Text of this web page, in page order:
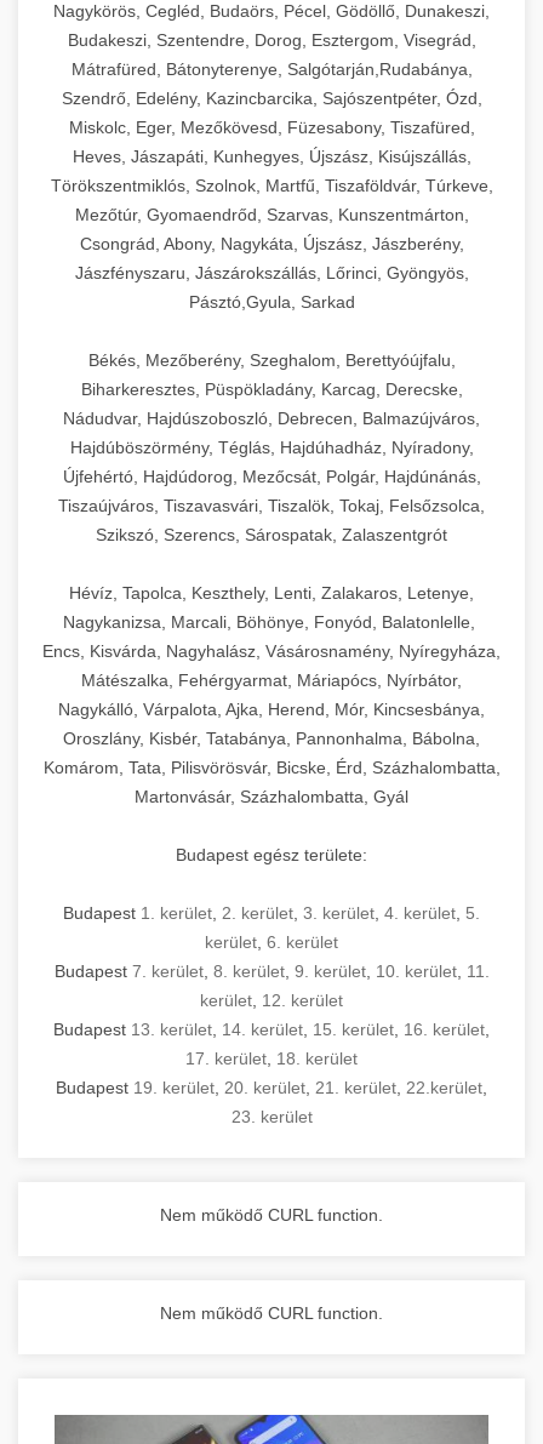
chef-iparikonyhagepek.hu
élelmiszer-előkészítéshez. Különböző reszelési
méretek különböző alkalmazásokhoz.
chef-iparikonyhagepek.hu
kereskedelmi sajtreszelő
🍳 28. Nagykonyhai
Berendezések
+
Teljes körű nagykonyhai berendezések és
professzionális vendéglátóipari kellékek.
Minden, ami szükséges éttermi és catering
műveletekhez.
chef-iparikonyhagepek.hu
kereskedelmi konyhai megoldások
Nagykörös, Cegléd, Budaörs, Pécel, Gödöllő, Dunakeszi,
Budakeszi, Szentendre, Dorog, Esztergom, Visegrád,
Mátrafüred, Bátonyterenye, Salgótarján,Rudabánya,
Szendrő, Edelény, Kazincbarcika, Sajószentpéter, Ózd,
Miskolc, Eger, Mezőkövesd, Füzesabony, Tiszafüred,
Heves, Jászapáti, Kunhegyes, Újszász, Kisújszállás,
Törökszentmiklós, Szolnok, Martfű, Tiszaföldvár, Túrkeve,
Mezőtúr, Gyomaendrőd, Szarvas, Kunszentmárton,
Csongrád, Abony, Nagykáta, Újszász, Jászberény,
Jászfényszaru, Jászárokszállás, Lőrinci, Gyöngyös,
Pásztó,Gyula, Sarkad
Békés, Mezőberény, Szeghalom, Berettyóújfalu,
Biharkeresztes, Püspökladány, Karcag, Derecske,
Nádudvar, Hajdúszoboszló, Debrecen, Balmazújváros,
Hajdúböszörmény, Téglás, Hajdúhadház, Nyíradony,
Újfehértó, Hajdúdorog, Mezőcsát, Polgár, Hajdúnánás,
Tiszaújváros, Tiszavasvári, Tiszalök, Tokaj, Felsőzsolca,
Szikszó, Szerencs, Sárospatak, Zalaszentgrót
Hévíz, Tapolca, Keszthely, Lenti, Zalakaros, Letenye,
Nagykanizsa, Marcali, Böhönye, Fonyód, Balatonlelle,
Encs, Kisvárda, Nagyhalász, Vásárosnamény, Nyíregyháza,
Mátészalka, Fehérgyarmat, Máriapócs, Nyírbátor,
Nagykálló, Várpalota, Ajka, Herend, Mór, Kincsesbánya,
Oroszlány, Kisbér, Tatabánya, Pannonhalma, Bábolna,
Komárom, Tata, Pilisvörösvár, Bicske, Érd, Százhalombatta,
Martonvásár, Százhalombatta, Gyál
Budapest egész területe:
Budapest 1. kerület 2. kerület 3. kerület 4. kerület 5.
kerület 6. kerület
Budapest 7. kerület, 8. kerület, 9. kerület, 10. kerület, 11.
kerület 12. kerület
Budapest 13. kerület 14. kerület 15. kerület 16. kerület
17. kerület 18. kerület
Budapest 19. kerület 20. kerület 21. kerület 22.kerület
23. kerület
Nem működő CURL function.
Nem működő CURL function.